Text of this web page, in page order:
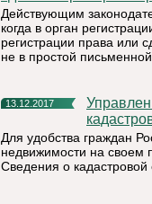
Действующим
когда в орган
регистрации права или
не в простой
13.12.2017
Управление Росреестра по Республике Коми: как узнать
Для удобства граждан
недвижимости на своем
Сведения о